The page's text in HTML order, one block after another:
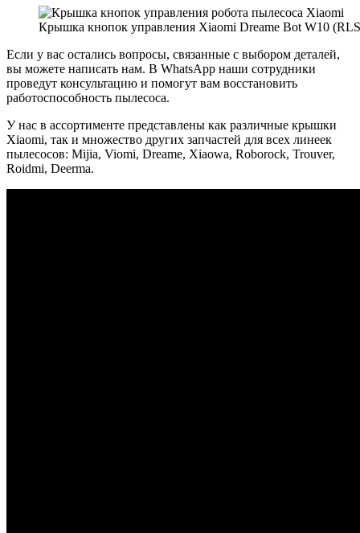
Крышка кнопок управления Xiaomi Dreame Bot W10
Если у вас остались вопросы, связанные с выбором деталей,
вы можете написать нам. В WhatsApp наши сотрудники
проведут консультацию и помогут вам восстановить
работоспособность пылесоса.
У нас в ассортименте представлены как различные крышки
Xiaomi, так и множество других запчастей для всех линеек
пылесосов: Mijia, Viomi, Dreame, Xiaowa, Roborock, Trouver,
Roidmi, Deerma.